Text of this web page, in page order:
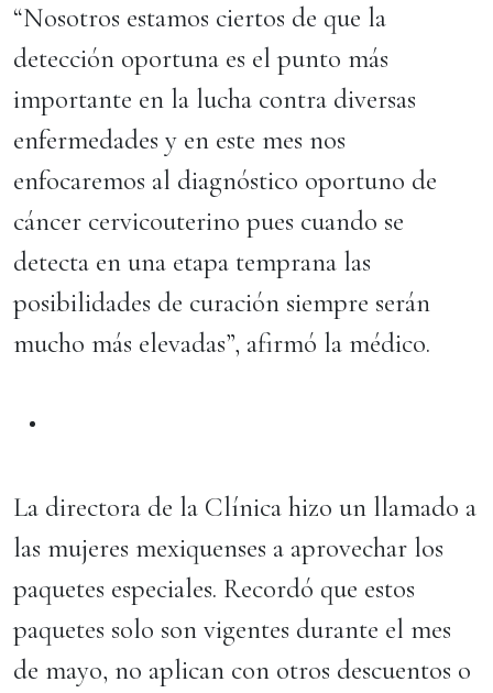
“Nosotros estamos ciertos de que la
detección oportuna es el punto más
importante en la lucha contra diversas
enfermedades y en este mes nos
enfocaremos al diagnóstico oportuno de
cáncer cervicouterino pues cuando se
detecta en una etapa temprana las
posibilidades de curación siempre serán
mucho más elevadas”, afirmó la médico.
La directora de la Clínica hizo un llamado a
las mujeres mexiquenses a aprovechar los
paquetes especiales. Recordó que estos
paquetes solo son vigentes durante el mes
de mayo, no aplican con otros descuentos o